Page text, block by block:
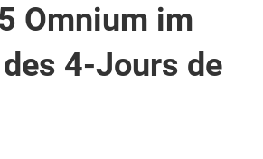
Omnium im
4-Jours de